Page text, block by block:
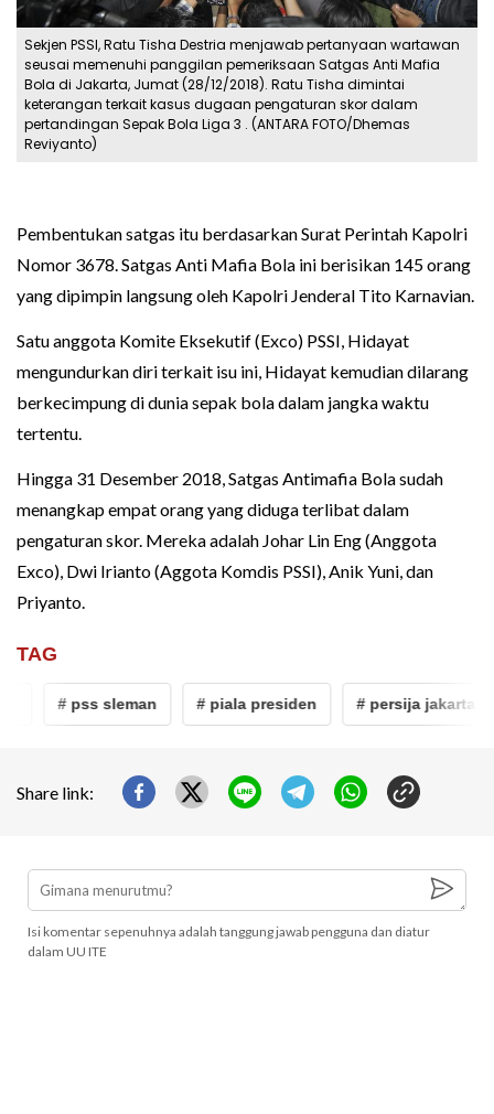
Sekjen PSSI, Ratu Tisha Destria menjawab pertanyaan wartawan
seusai memenuhi panggilan pemeriksaan Satgas Anti Mafia
Bola di Jakarta, Jumat (28/12/2018). Ratu Tisha dimintai
keterangan terkait kasus dugaan pengaturan skor dalam
pertandingan Sepak Bola Liga 3 . (ANTARA FOTO/Dhemas
Reviyanto)
Pembentukan satgas itu berdasarkan Surat Perintah Kapolri
Nomor 3678. Satgas Anti Mafia Bola ini berisikan 145 orang
yang dipimpin langsung oleh Kapolri Jenderal Tito Karnavian.
Satu anggota Komite Eksekutif (Exco) PSSI, Hidayat
mengundurkan diri terkait isu ini, Hidayat kemudian dilarang
berkecimpung di dunia sepak bola dalam jangka waktu
tertentu.
Hingga 31 Desember 2018, Satgas Antimafia Bola sudah
menangkap empat orang yang diduga terlibat dalam
pengaturan skor. Mereka adalah Johar Lin Eng (Anggota
Exco), Dwi Irianto (Aggota Komdis PSSI), Anik Yuni, dan
Priyanto.
TAG
pss sleman # piala presiden # persija jakarta #
Share link:
Isi komentar sepenuhnya adalah tanggung jawab pengguna dan diatur
dalam UU ITE